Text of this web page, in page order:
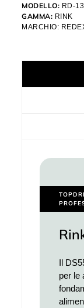
MODELLO: RD-
GAMMA: RINK
MARCHIO:
Il
per le